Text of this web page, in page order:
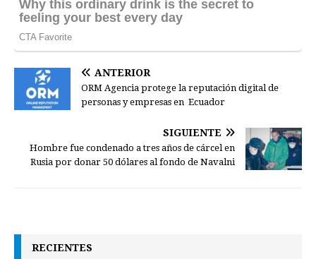
ANTERIOR
ORM Agencia protege la reputación digital de
personas y empresas en Ecuador
SIGUIENTE
Hombre fue condenado a tres años de cárcel en
Rusia por donar 50 dólares al fondo de Navalni
RECIENTES